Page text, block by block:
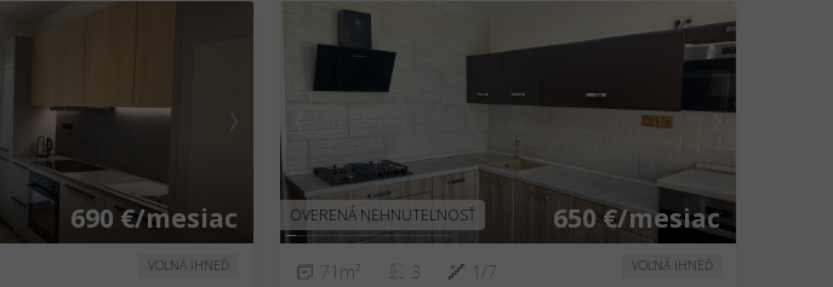
690 €/mesiac
VOĽNÁ IHNEĎ
❯
OVERENÁ NEHNUTEĽNOSŤ 650 €/mesiac
71m² 3 1/7 VOĽNÁ IHNEĎ